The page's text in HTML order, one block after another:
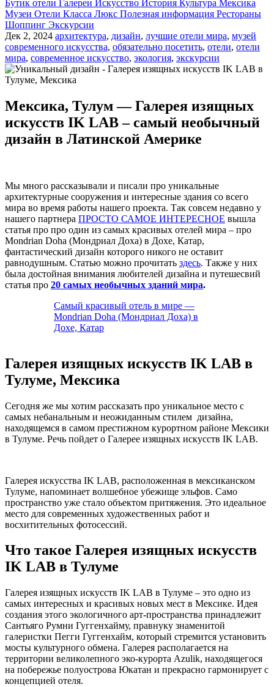
Бутик отели Галереи Искусство История Культура Мексика
Музеи Отели Класса Люкс Полезная информация Рестораны
Шоппинг Экскурсии
Дек 2, 2024 архитектура, дизайн, лучшие отели мира, музей
современного искусства, обязательно посетить, отели, отели
мира, современное искусство, экология, экскурсии
Мексика, Тулум — Галерея изящных
искусств IK LAB – самый необычный
дизайн в Латинской Америке
Мы много рассказывали и писали про уникальные
архитектурные сооружения и интересные здания со всего
мира во время работы нашего проекта. Так совсем недавно у
нашего партнера ПРОСТО САМОЕ ИНТЕРЕСНОЕ вышла
статья про про один из самых красивых отелей мира – про
Mondrian Doha (Мондриал Доха) в Дохе, Катар,
фантастический дизайн которого никого не оставит
равнодушным. Статью можно прочитать здесь. Также у них
была достойная внимания любителей дизайна и путешесвий
статья про 20 самых необычных зданий мира.
Самый красивый отель в мире —
Mondrian Doha (Мондриал Доха) в
Дохе, Катар
Галерея изящных искусств IK LAB в
Тулуме, Мексика
Сегодня же мы хотим рассказать про уникальное место с
самых небанальным и неожиданным стилем дизайна,
находящемся в самом престижном курортном районе Мексики
в Тулуме. Речь пойдет о Галерее изящных искусств IK LAB.
Галерея искусства IK LAB, расположенная в мексиканском
Тулуме, напоминает волшебное убежище эльфов. Само
пространство уже стало объектом притяжения. Это идеальное
место для современных художественных работ и
восхитительных фотосессий.
Что такое Галерея изящных искусств
IK LAB в Тулуме
Галерея изящных искусств IK LAB в Тулуме – это одно из
самых интересных и красивых новых мест в Мексике. Идея
создания этого экологичного арт-пространства принадлежит
Сантьяго Румни Гуггенхайму, правнуку знаменитой
галеристки Пегги Гуггенхайм, который стремится установить
мосты культурного обмена. Галерея располагается на
территории великолепного эко-курорта Azulik, находящегося
на побережье полуострова Юкатан и прекрасно гармонирует с
концепцией отеля.